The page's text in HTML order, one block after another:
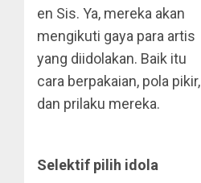
en Sis. Ya, mereka akan
mengikuti gaya para artis
yang diidolakan. Baik itu
cara berpakaian, pola pikir,
dan prilaku mereka.
Selektif pilih idola